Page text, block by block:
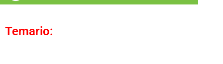
Temario: